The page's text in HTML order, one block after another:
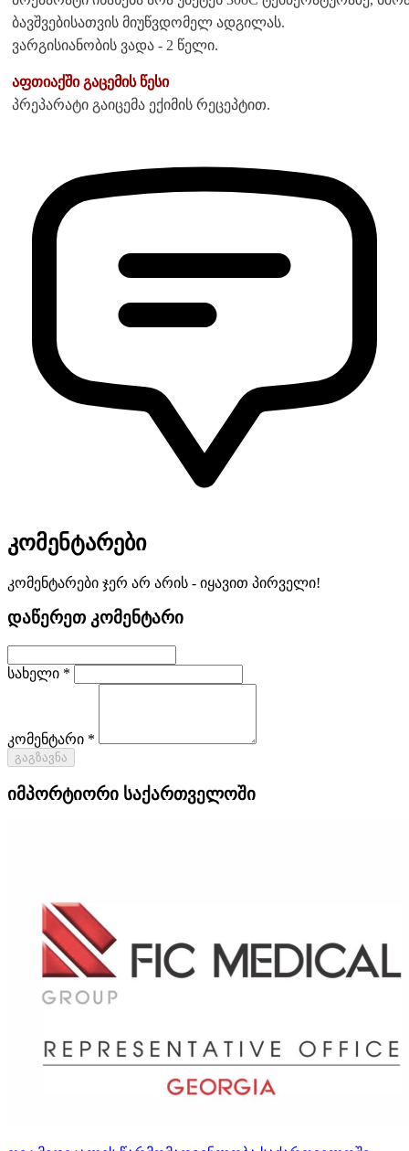
ბავშვებისათვის მიუწვდომელ ადგილას.
ვარგისიანობის ვადა - 2 წელი.
აფთიაქში გაცემის წესი
პრეპარატი გაიცემა ექიმის რეცეპტით.
კომენტარები
კომენტარები ჯერ არ არის - იყავით პირველი!
დაწერეთ კომენტარი
სახელი *
კომენტარი *
გაგზავნა
იმპორტიორი საქართველოში